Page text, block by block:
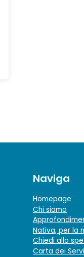
Naviga
Homepage
Chi siamo
Nativa, per la
Chiedi allo
Carta dei